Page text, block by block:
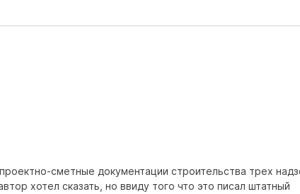
сметные документации строительства трех
хотел сказать, но ввиду того что это писал штатный